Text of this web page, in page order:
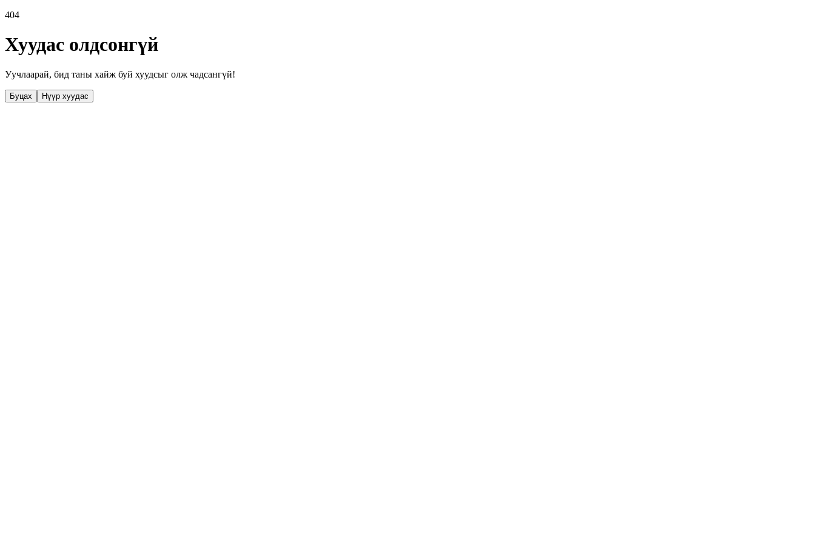
404
Хуудас олдсонгүй
Уучлаарай, бид таны хайж буй хуудсыг олж чадсангүй!
Буцах Нүүр хуудас